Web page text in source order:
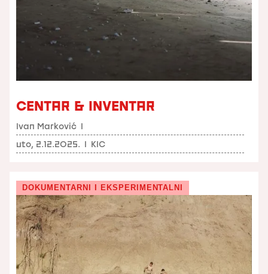
CENTAR & INVENTAR
Ivan Marković I
uto, 2.12.2025. I KIC
DOKUMENTARNI I EKSPERIMENTALNI